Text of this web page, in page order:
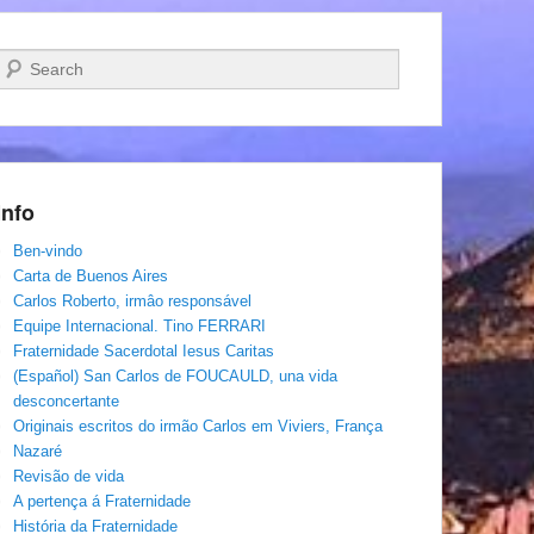
Pesquisar…
Ben-vindo
Carta de Buenos Aires
Carlos Roberto, irmâo responsável
Equipe Internacional. Tino FERRARI
Fraternidade Sacerdotal Iesus Caritas
(Español) San Carlos de FOUCAULD, una vida
desconcertante
Originais escritos do irmão Carlos em Viviers, França
Nazaré
Revisão de vida
A pertença á Fraternidade
História da Fraternidade